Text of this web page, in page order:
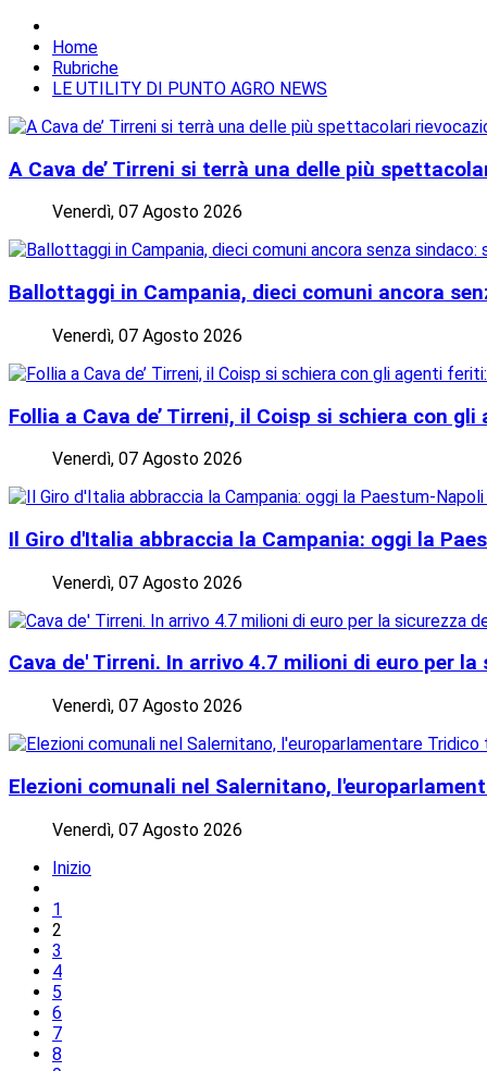
Home
Rubriche
LE UTILITY DI PUNTO AGRO NEWS
A Cava de’ Tirreni si terrà una delle più
Venerdì, 07 Agosto 2026
Ballottaggi in Campania, dieci comuni ancora
Venerdì, 07 Agosto 2026
Follia a Cava de’ Tirreni, il Coisp si schiera con
Venerdì, 07 Agosto 2026
Il Giro d'Italia abbraccia la Campania: oggi la
Venerdì, 07 Agosto 2026
Cava de' Tirreni. In arrivo 4.7 milioni di euro per
Venerdì, 07 Agosto 2026
Elezioni comunali nel Salernitano,
Venerdì, 07 Agosto 2026
Inizio
1
2
3
4
5
6
7
8